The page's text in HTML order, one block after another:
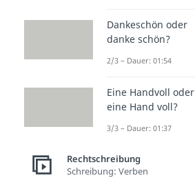
Dankeschön oder
danke schön?
2/3 – Dauer: 01:54
Eine Handvoll oder
eine Hand voll?
3/3 – Dauer: 01:37
Rechtschreibung
Schreibung: Verben